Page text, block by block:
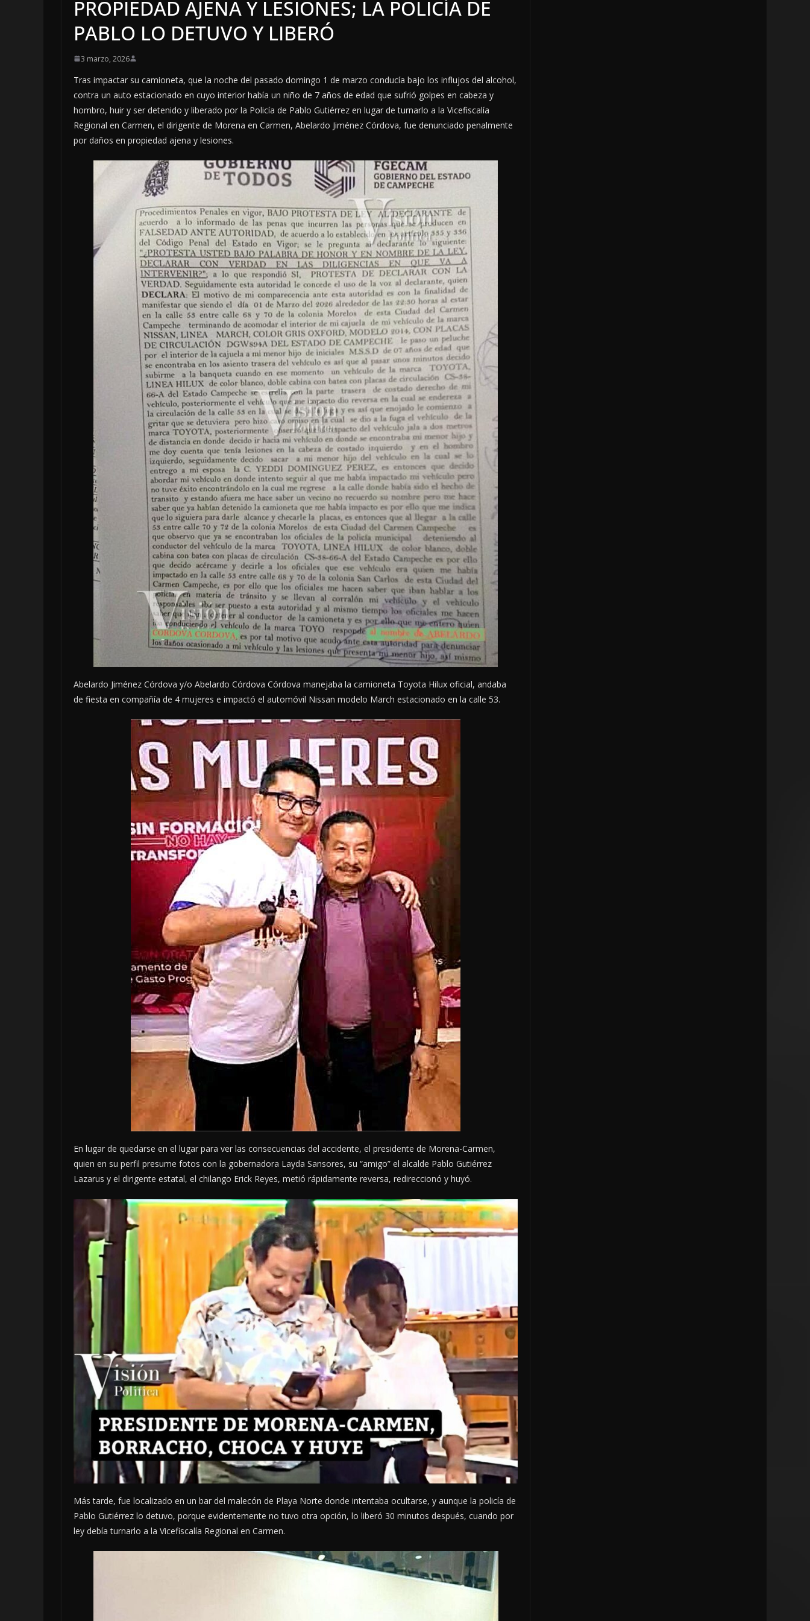
PROPIEDAD AJENA Y LESIONES; LA POLICÍA DE
PABLO LO DETUVO Y LIBERÓ
3 marzo, 2026
Tras impactar su camioneta, que la noche del pasado domingo 1 de marzo conducía bajo los influjos del alcohol,
contra un auto estacionado en cuyo interior había un niño de 7 años de edad que sufrió golpes en cabeza y
hombro, huir y ser detenido y liberado por la Policía de Pablo Gutiérrez en lugar de turnarlo a la Vicefiscalía
Regional en Carmen, el dirigente de Morena en Carmen, Abelardo Jiménez Córdova, fue denunciado penalmente
por daños en propiedad ajena y lesiones.
Abelardo Jiménez Córdova y/o Abelardo Córdova Córdova manejaba la camioneta Toyota Hilux oficial, andaba
de fiesta en compañía de 4 mujeres e impactó el automóvil Nissan modelo March estacionado en la calle 53.
En lugar de quedarse en el lugar para ver las consecuencias del accidente, el presidente de Morena-Carmen,
quien en su perfil presume fotos con la gobernadora Layda Sansores, su “amigo” el alcalde Pablo Gutiérrez
Lazarus y el dirigente estatal, el chilango Erick Reyes, metió rápidamente reversa, redireccionó y huyó.
Más tarde, fue localizado en un bar del malecón de Playa Norte donde intentaba ocultarse, y aunque la policía de
Pablo Gutiérrez lo detuvo, porque evidentemente no tuvo otra opción, lo liberó 30 minutos después, cuando por
ley debía turnarlo a la Vicefiscalía Regional en Carmen.